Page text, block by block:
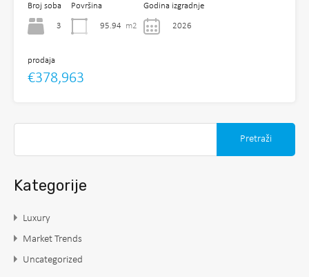
Broj soba
3
Površina
95.94 m2
Godina izgradnje
2026
prodaja
€378,963
Kategorije
Luxury
Market Trends
Uncategorized